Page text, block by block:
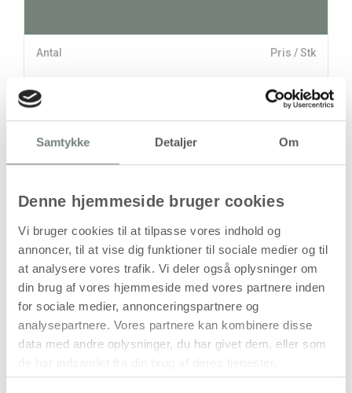
Samtykke Detaljer Om
Denne hjemmeside bruger cookies
Vi bruger cookies til at tilpasse vores indhold og
annoncer, til at vise dig funktioner til sociale medier og til
at analysere vores trafik. Vi deler også oplysninger om
din brug af vores hjemmeside med vores partnere inden
for sociale medier, annonceringspartnere og
analysepartnere. Vores partnere kan kombinere disse
data med andre oplysninger, du har givet dem, eller som
Antal Pris / Stk
1 stk 47,94 kr.
Leveringsomkostninger
Læg i kurven
Din bestilling er først bindende,
når vi har bekræftet din ordre.